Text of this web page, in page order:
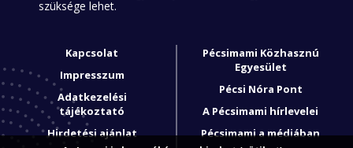
szüksége lehet.
Kapcsolat
Impresszum
Adatkezelési
tájékoztató
Hirdetési ajánlat
Pécsimami Közhasznú
Egyesület
Pécsi Nóra Pont
A Pécsimami hírlevelei
Pécsimami a médiában